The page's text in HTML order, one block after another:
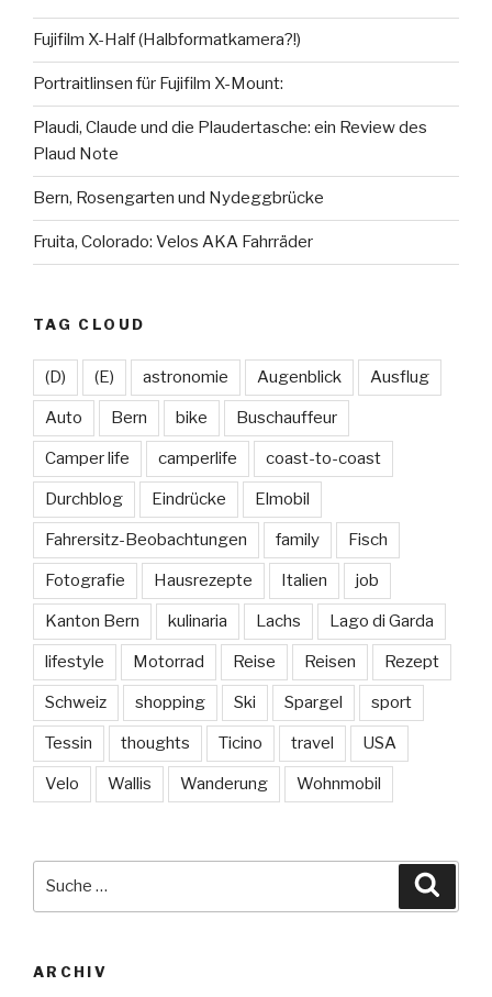
Fujifilm X-Half (Halbformatkamera?!)
Portraitlinsen für Fujifilm X-Mount:
Plaudi, Claude und die Plaudertasche: ein Review des
Plaud Note
Bern, Rosengarten und Nydeggbrücke
Fruita, Colorado: Velos AKA Fahrräder
TAG CLOUD
(D) (E) astronomie Augenblick Ausflug
Auto Bern bike Buschauffeur
Camper life camperlife coast-to-coast
Durchblog Eindrücke Elmobil
Fahrersitz-Beobachtungen family Fisch
Fotografie Hausrezepte Italien job
Kanton Bern kulinaria Lachs Lago di Garda
lifestyle Motorrad Reise Reisen Rezept
Schweiz shopping Ski Spargel sport
Tessin thoughts Ticino travel USA
Velo Wallis Wanderung Wohnmobil
ARCHIV